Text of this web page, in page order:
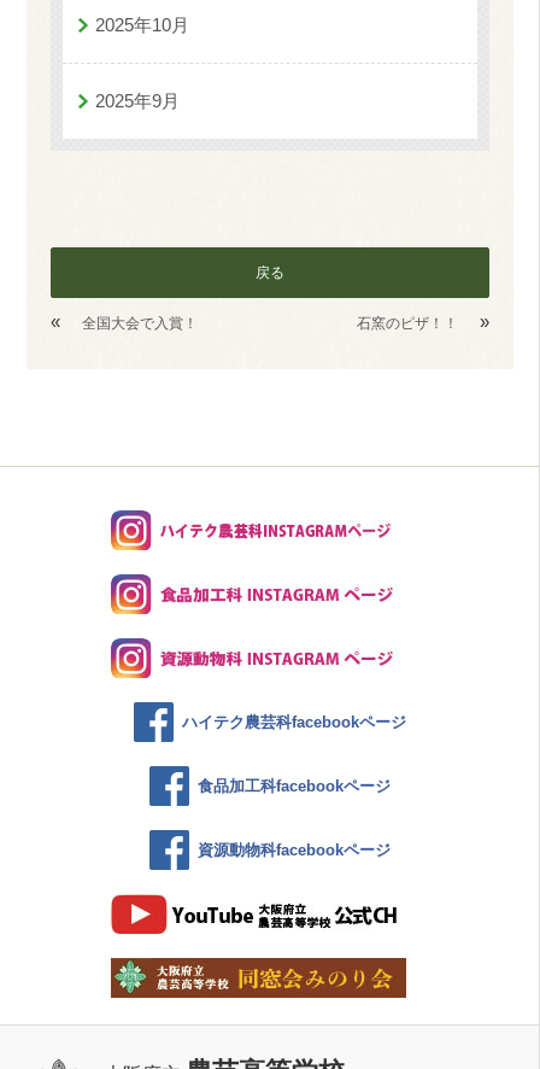
2025年10月
2025年9月
戻る
« 全国大会で入賞！ 石窯のピザ！！ »
ハイテク農芸科facebookページ
食品加工科facebookページ
資源動物科facebookページ